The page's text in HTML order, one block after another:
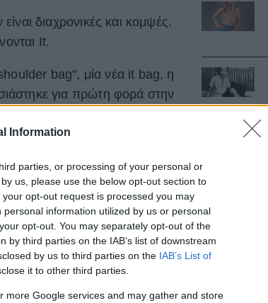
Information
parties, or processing of your personal or
us, please use the below opt-out section to
opt-out request is processed you may
information utilized by us or personal
opt-out. You may separately opt-out of the
third parties on the IAB’s list of downstream
by us to third parties on the IAB’s List of
it to other third parties.
more Google services and may gather and store
διαχρονικές και κομψές.
It.
bag", μία νέα it bag, η
για πρώτη φορά στην
σε δύο χρώματα (μαύρο και